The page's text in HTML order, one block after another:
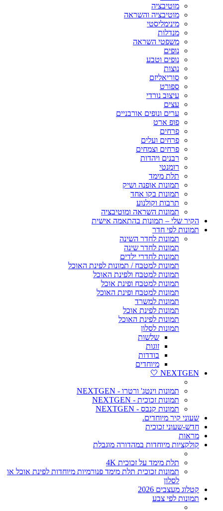
מוטיבציה
מוטיבציה והשראה
מינימליסטי
מנדלות
משפטי השראה
נופים
נופים וטבע
נוצות
סוריאליזם
ספורט
עיצוב נורדי
עצים
ערים ונופים אורבניים
פופ ארט
פרחים
פרחים ועלים
פרחים וצמחים
רבנים ויהדות
רומנטי
תלת מימד
תמונות אופנה ושיק
תמונות בקו אחד
תרבות וקולנוע
תמונות השראה ומוטיבציה
הקיר שלי – תמונות בהתאמה אישית
תמונות לפי חדר
תמונות לחדר השינה
תמונות לחדר שינה
תמונות לחדרי ילדים
תמונות למטבח / תמונות לפינת האוכל
תמונות למטבח ולפינת האוכל
תמונות למטבח ופינת אוכל
תמונות למטבח ופינת האוכל
תמונות למשרד
תמונות לפינת אוכל
תמונות לפינת האוכל
תמונות לסלון
שלשות
זוגות
בודדות
מיוחדים
NEXTGEN 🤍
תמונות וינטג' ורטרו - NEXTGEN
תמונות זכוכית - NEXTGEN
תמונות קנבס - NEXTGEN
שעוני קיר מיוחדים.
חדש-שעוני זכוכית
מראות
קולקציות מיוחדות במהדורה מוגבלת
תלת מימד על זכוכית 4K
תמונות זכוכית תלת מימד פנורמיות מיוחדות לפינת אוכל או
לסלון
קטלוג מעצבים 2026
תמונות לפי צבע